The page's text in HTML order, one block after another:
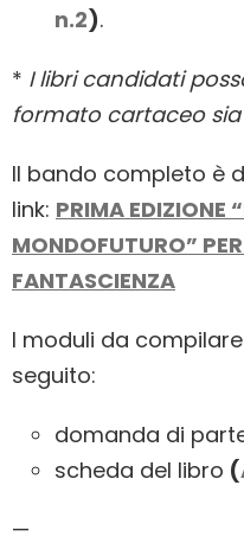
n.2).
* I libri candidati
formato cartaceo
Il bando completo è
link: PRIMA EDIZIONE
MONDOFUTURO”
FANTASCIENZA
I moduli da
seguito:
domanda di
scheda del libro (
—